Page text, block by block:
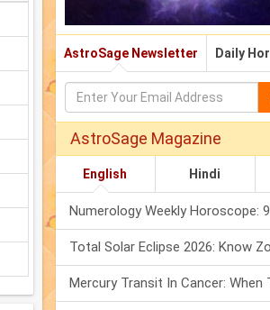
AstroSage Newsletter
AstroSage Magazine
English Hindi